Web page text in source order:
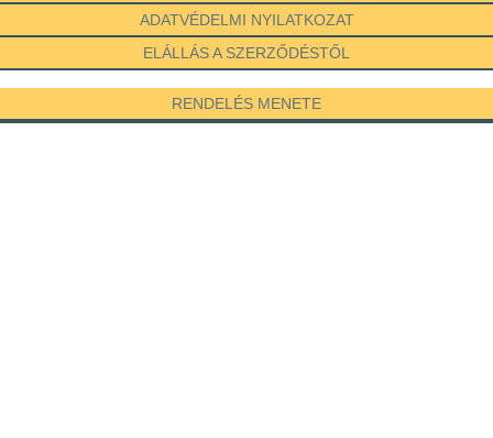
ADATVÉDELMI NYILATKOZAT
ELÁLLÁS A SZERZŐDÉSTŐL
RENDELÉS MENETE